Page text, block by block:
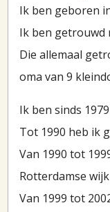
Ik ben geboren
Ik ben getrouwd
Die allemaal
oma van 9
Ik ben sinds
Tot 1990 heb ik
Van 1990 tot
Rotterdamse
Van 1999 tot